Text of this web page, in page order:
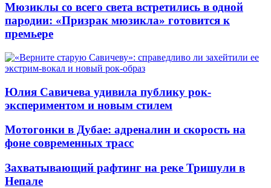
Мюзиклы со всего света встретились в одной
пародии: «Призрак мюзикла» готовится к
премьере
Юлия Савичева удивила публику рок-
экспериментом и новым стилем
Мотогонки в Дубае: адреналин и скорость на
фоне современных трасс
Захватывающий рафтинг на реке Тришули в
Непале